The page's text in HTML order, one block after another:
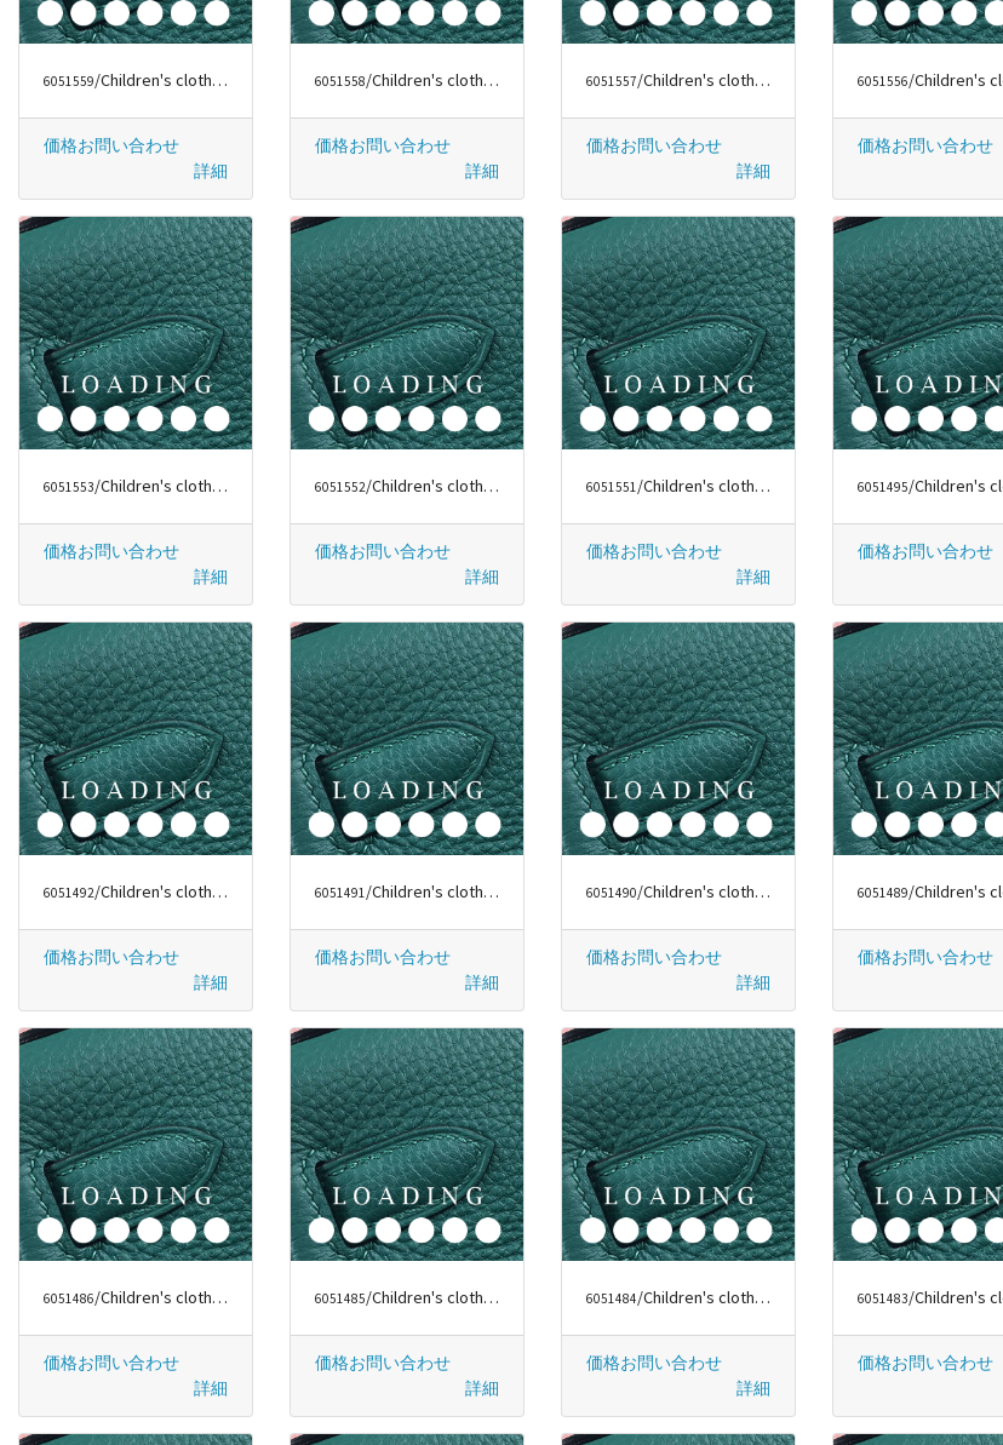
6051559/Children's clothes から バーバリー/BURBERRY
価格お問い合わせ
詳細
6051558/Children's clothes から バーバリー/BURBERRY
価格お問い合わせ
詳細
6051557/Children's clothes から バーバリー/BURBERRY
価格お問い合わせ
詳細
6051556/Children's clothes から バーバリー/
価格お問い合わせ
6051553/Children's clothes から バーバリー/BURBERRY
価格お問い合わせ
詳細
6051552/Children's clothes から バーバリー/BURBERRY
価格お問い合わせ
詳細
6051551/Children's clothes から バーバリー/BURBERRY
価格お問い合わせ
詳細
6051495/Children's clothes から フェンデ
価格お問い合わせ
6051492/Children's clothes から ジバンシー/GIVENCHY
価格お問い合わせ
詳細
6051491/Children's clothes から フェンディ/FENDI
価格お問い合わせ
詳細
6051490/Children's clothes から フェンディ/FENDI
価格お問い合わせ
詳細
6051489/Children's clothes から ルイヴィトン/
価格お問い合わせ
6051486/Children's clothes から シャネル/CHANEL
価格お問い合わせ
詳細
6051485/Children's clothes から ファッションラグジュアリー
価格お問い合わせ
詳細
6051484/Children's clothes から クロムハーツ/CHROME HEARTS
価格お問い合わせ
詳細
6051483/Children's clothes から クロムハーツ/
価格お問い合わせ